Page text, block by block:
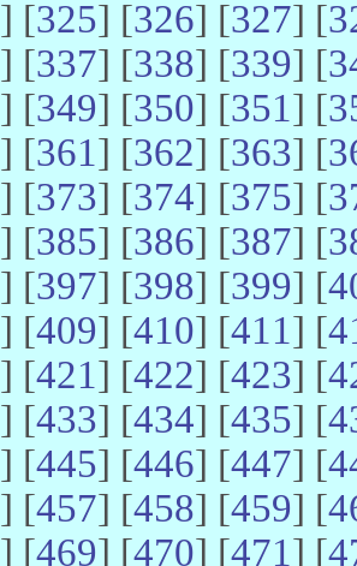
] [325] [326] [327] [
] [337] [338] [339] [
] [349] [350] [351] [
] [361] [362] [363] [
] [373] [374] [375] [
] [385] [386] [387] [
] [397] [398] [399] [
] [409] [410] [411] [
] [421] [422] [423] [
] [433] [434] [435] [
] [445] [446] [447] [
] [457] [458] [459] [
] [469] [470] [471] [